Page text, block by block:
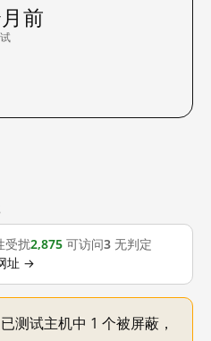
前
受扰2,875 可访问3 无判定
址 →
测试主机中 1 个被屏蔽，